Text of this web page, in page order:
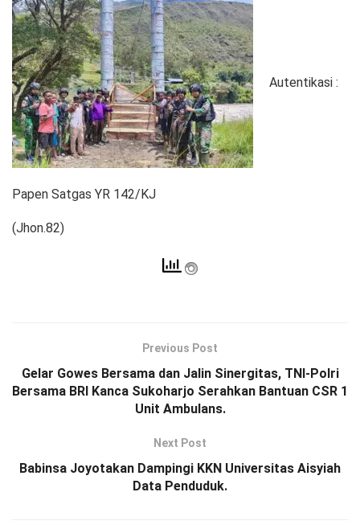
Autentikasi :
Papen Satgas YR 142/KJ
(Jhon.82)
Previous Post
Gelar Gowes Bersama dan Jalin Sinergitas, TNI-Polri
Bersama BRI Kanca Sukoharjo Serahkan Bantuan CSR 1
Unit Ambulans.
Next Post
Babinsa Joyotakan Dampingi KKN Universitas Aisyiah
Data Penduduk.